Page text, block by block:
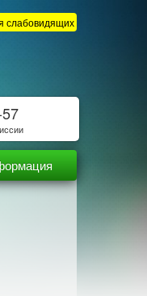
слабовидящих